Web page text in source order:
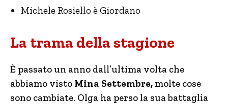
Michele Rosiello è Giordano
La trama della stagione
È passato un anno dall’ultima volta che
abbiamo visto Mina Settembre, molte cose
sono cambiate. Olga ha perso la sua battaglia